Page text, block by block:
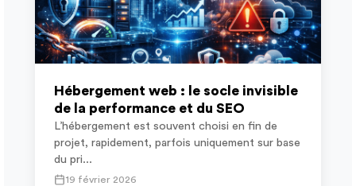
Hébergement web : le socle invisible
de la performance et du SEO
L’hébergement est souvent choisi en fin de
projet, rapidement, parfois uniquement sur base
du pri...
19 février 2026